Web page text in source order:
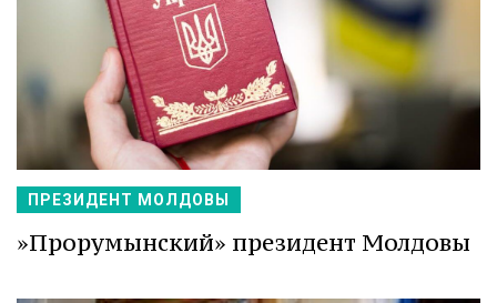
ПРЕЗИДЕНТ МОЛДОВЫ
»Прорумынский» президент Молдовы